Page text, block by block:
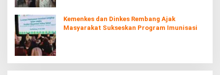
Kemenkes dan Dinkes Rembang Ajak
Masyarakat Sukseskan Program Imunisasi